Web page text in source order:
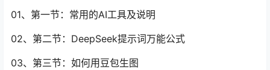
01、第一节：常用的AI工具及说明
02、第二节：DeepSeek提示词万能公式
03、第三节：如何用豆包生图